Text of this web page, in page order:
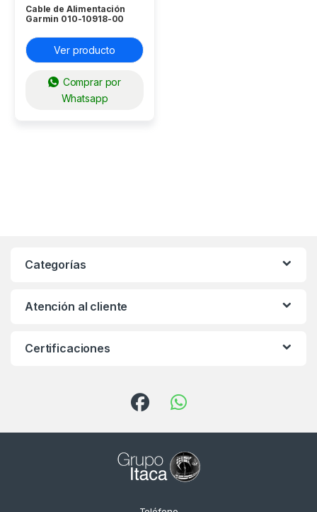
Cable de Alimentación
Garmin 010-10918-00
Ver producto
Comprar por
Whatsapp
Categorías
Atención al cliente
Certificaciones